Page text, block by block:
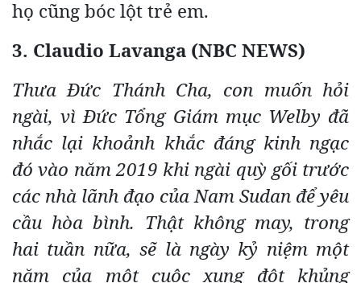
họ cũng bóc lột trẻ em.
3. Claudio Lavanga (NBC NEWS)
Thưa Đức Thánh Cha, con muốn hỏi
ngài, vì Đức Tổng Giám mục Welby đã
nhắc lại khoảnh khắc đáng kinh ngạc
đó vào năm 2019 khi ngài quỳ gối trước
các nhà lãnh đạo của Nam Sudan để yêu
cầu hòa bình. Thật không may, trong
hai tuần nữa, sẽ là ngày kỷ niệm một
năm của một cuộc xung đột khủng